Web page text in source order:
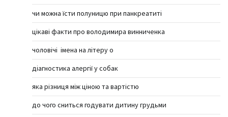
чи можна їсти полуницю при панкреатиті
цікаві факти про володимира винниченка
чоловічі імена на літеру о
діагностика алергії у собак
яка різниця між ціною та вартістю
до чого сниться годувати дитину грудьми